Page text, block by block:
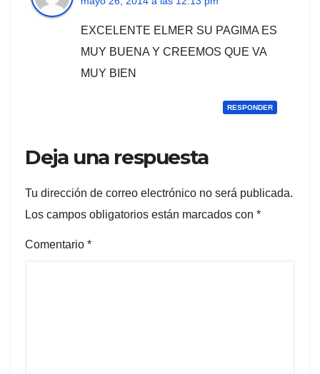
EXCELENTE ELMER SU PAGIMA ES
MUY BUENA Y CREEMOS QUE VA
MUY BIEN
RESPONDER
Deja una respuesta
Tu dirección de correo electrónico no será publicada.
Los campos obligatorios están marcados con *
Comentario *